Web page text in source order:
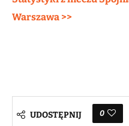
Warszawa >>
UDOSTĘPNIJ 0